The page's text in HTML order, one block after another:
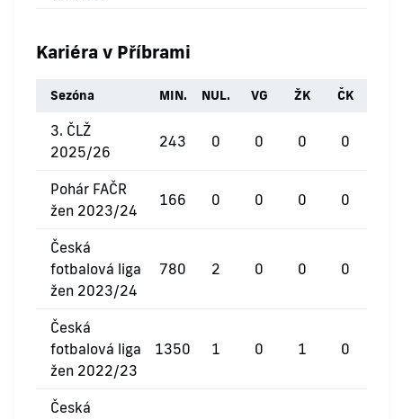
Kariéra v Příbrami
Sezóna MIN. NUL. VG ŽK ČK
3. ČLŽ
2025/26
243 0 0 0 0
Pohár FAČR
žen 2023/24
166 0 0 0 0
Česká
fotbalová liga
žen 2023/24
780 2 0 0 0
Česká
fotbalová liga
žen 2022/23
1350 1 0 1 0
Česká